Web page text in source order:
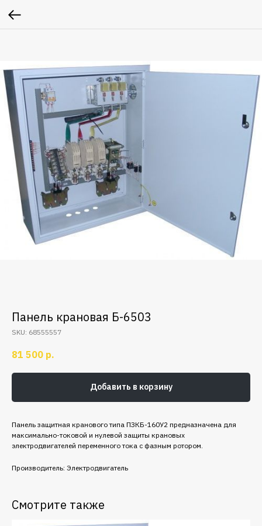
Панель крановая Б-6503
SKU: 68555557
81 500 р.
Добавить в корзину
Панель защитная кранового типа ПЗКБ-160У2 предназначена для
максимально-токовой и нулевой защиты крановых
электродвигателей переменного тока с фазным ротором.
Производитель: Электродвигатель
Смотрите также